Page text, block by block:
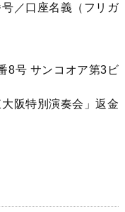
／口座名義（フリガ
8号 サンコオア第3 ビ
阪特別演奏会」返金